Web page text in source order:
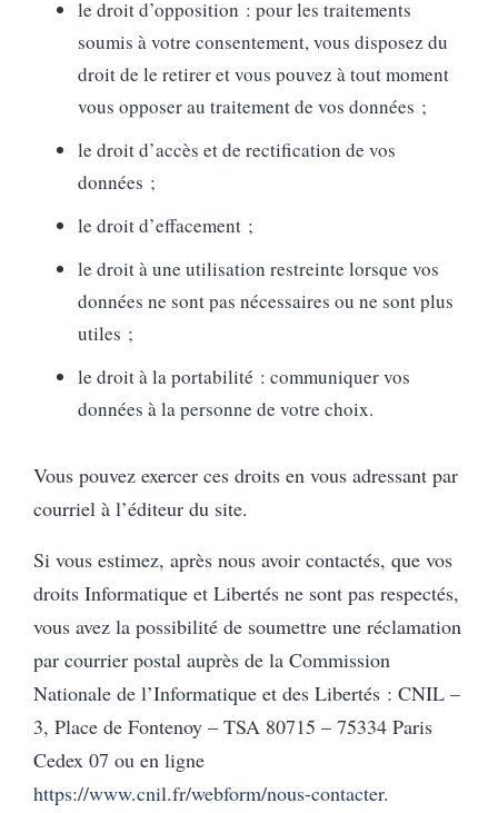
le droit d’opposition : pour les traitements
soumis à votre consentement, vous disposez du
droit de le retirer et vous pouvez à tout moment
vous opposer au traitement de vos données ;
le droit d’accès et de rectification de vos
données ;
le droit d’effacement ;
le droit à une utilisation restreinte lorsque vos
données ne sont pas nécessaires ou ne sont plus
utiles ;
le droit à la portabilité : communiquer vos
données à la personne de votre choix.
Vous pouvez exercer ces droits en vous adressant par
courriel à l’éditeur du site.
Si vous estimez, après nous avoir contactés, que vos
droits Informatique et Libertés ne sont pas respectés,
vous avez la possibilité de soumettre une réclamation
par courrier postal auprès de la Commission
Nationale de l’Informatique et des Libertés : CNIL –
3, Place de Fontenoy – TSA 80715 – 75334 Paris
Cedex 07 ou en ligne
https://www.cnil.fr/webform/nous-contacter.